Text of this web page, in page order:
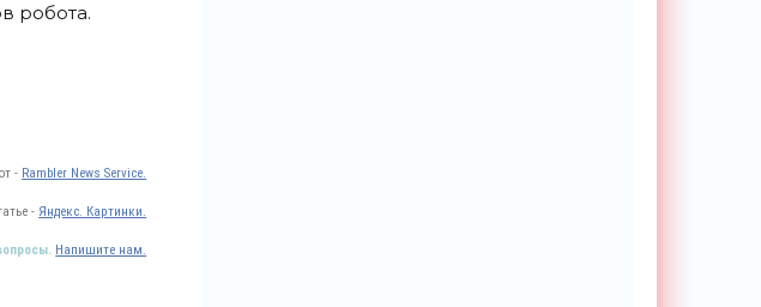
робота.
- Rambler News Service.
- Яндекс. Картинки.
Напишите нам.